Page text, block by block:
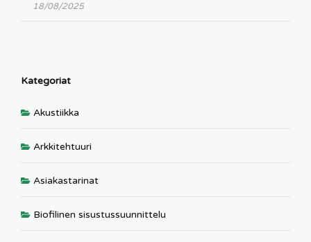
18/08/2025
Kategoriat
Akustiikka
Arkkitehtuuri
Asiakastarinat
Biofilinen sisustussuunnittelu